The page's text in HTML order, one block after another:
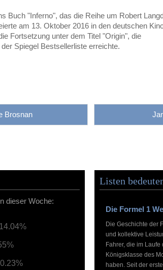
Buch "Inferno", das die Reihe um Robert
am 13. Oktober 2016 in den deutschen
Fortsetzung unter dem Titel "Origin", die
Spiegel Bestsellerliste erreichte.
Brosnan
dieser Woche:
Listen
Die Formel 1
Die Geschichte der
und kollektive
Fahrer, die im
Königsklasse des
haben. Seit der